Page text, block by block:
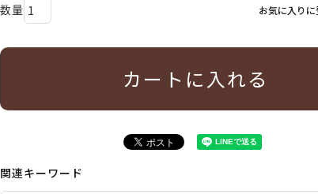
お気に入りに
カートに入れる
関連キーワード